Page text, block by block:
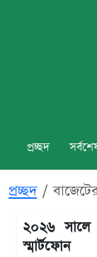
প্রচ্ছদ
প্রচ্ছদ
২০২৬ সালে
স্মার্টফোন